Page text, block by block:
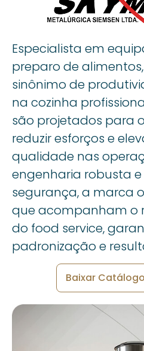
Especialista em
preparo de
sinônimo de
na cozinha
são projetados para
reduzir esforços e
qualidade nas
engenharia robusta
segurança, a marca
que acompanham o
do food service,
padronização e
Baixar